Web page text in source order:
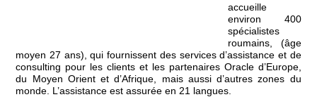
accueille
environ 400
spécialistes
roumains, (âge
moyen 27 ans), qui fournissent des services d’assistance et de
consulting pour les clients et les partenaires Oracle d’Europe,
du Moyen Orient et d’Afrique, mais aussi d’autres zones du
monde. L’assistance est assurée en 21 langues.